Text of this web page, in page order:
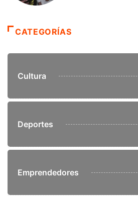
CATEGORÍAS
Cultura
Deportes
Emprendedores